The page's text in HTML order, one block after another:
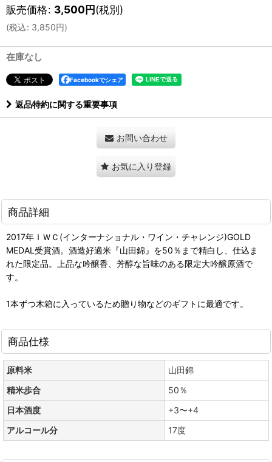
販売価格: 3,500円(税別)
(税込: 3,850円)
在庫なし
Facebookでシェア
返品特約に関する重要事項
お問い合わせ
お気に入り登録
商品詳細
2017年ＩＷＣ(インターナショナル・ワイン・チャレンジ)GOLD
MEDAL受賞酒。酒造好適米『山田錦』を50％まで精白し、仕込ま
れた限定品。上品な吟醸香、芳醇な旨味のある限定大吟醸原酒で
す。
1本ずつ木箱に入っているため贈り物などのギフトに最適です。
商品仕様
原料米
山田錦
精米歩合
50％
日本酒度
+3〜+4
アルコール分
17度